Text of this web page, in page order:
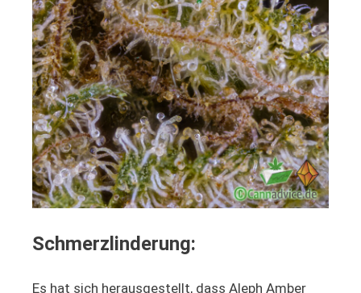
Schmerzlinderung:
Es hat sich herausgestellt, dass Aleph Amber